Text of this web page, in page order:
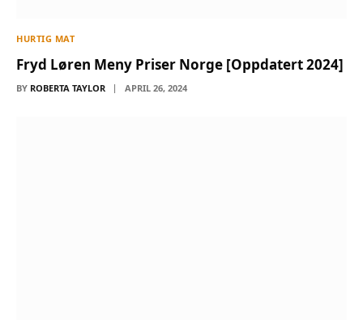
HURTIG MAT
Fryd Løren Meny Priser Norge [Oppdatert 2024]
BY ROBERTA TAYLOR APRIL 26, 2024